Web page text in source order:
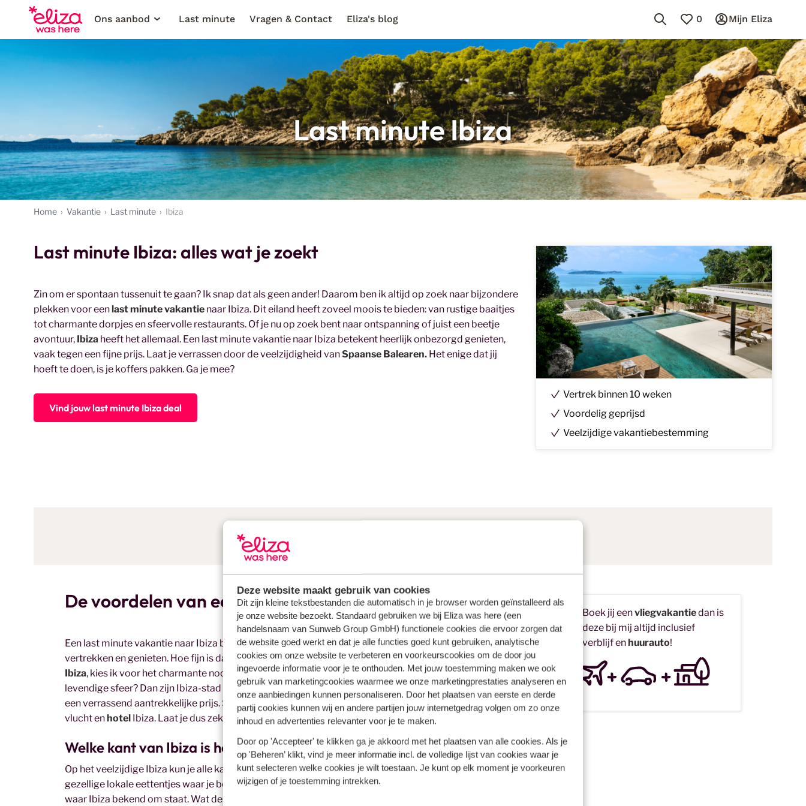
Deze website maakt gebruik van cookies
Dit zijn kleine tekstbestanden die automatisch in je browser worden geïnstalleerd als
je onze website bezoekt. Standaard gebruiken we bij Eliza was here (een
handelsnaam van Sunweb Group GmbH) functionele cookies die ervoor zorgen dat
de website goed werkt en dat je alle functies goed kunt gebruiken, analytische
cookies om onze website te verbeteren en voorkeurscookies om de door jou
ingevoerde informatie voor je te onthouden. Met jouw toestemming maken we ook
gebruik van marketingcookies waarmee we onze marketingprestaties analyseren en
onze aanbiedingen kunnen personaliseren. Door het plaatsen van eerste en derde
partij cookies kunnen wij en andere partijen jouw internetgedrag volgen om zo onze
inhoud en advertenties relevanter voor je te maken.
Door op 'Accepteer' te klikken ga je akkoord met het plaatsen van alle cookies. Als je
op 'Beheren’ klikt, vind je meer informatie incl. de volledige lijst van cookies waar je
kunt selecteren welke cookies je wilt toestaan. Je kunt op elk moment je voorkeuren
wijzigen of je toestemming intrekken.
Ons aanbod
Last minute Vragen & Contact Eliza's blog 0 Mijn Eliza
Last minute Ibiza
Home Vakantie Last minute Ibiza
Last minute Ibiza: alles wat je zoekt
Zin om er spontaan tussenuit te gaan? Ik snap dat als geen ander! Daarom ben ik altijd op zoek naar bijzondere
plekken voor eenlast minute vakantie naar Ibiza. Dit eiland heeft zoveel moois te bieden: van rustige baaitjes
tot charmante dorpjes en sfeervolle restaurants. Of je nu op zoek bent naar ontspanning of juist een beetje
avontuur, Ibiza heeft het allemaal. Een last minute vakantie naar Ibiza betekent heerlijk onbezorgd genieten,
vaak tegen een fijne prijs. Laat je verrassen door de veelzijdigheid vanSpaanse Balearen. Het enige dat jij
hoeft te doen, is je koffers pakken. Ga je mee?
Vind jouw last minute Ibiza deal
Vertrek binnen10 weken
Voordelig geprijsd
Veelzijdige vakantiebestemming
De voordelen van een last minute Ibiza vakantie
Een last minute vakantie naar Ibiza betekent vrijheid. Niet weken van tevoren plannen, maar gewoon nú
vertrekken en genieten. Hoe fijn is dat. Maar waar verblijf je? Als ik zin heb in eenontspannen vakantie naar
Ibiza, kies ik voor het charmante noorden, zoals Sant Miquel de Balansat of Sant Llorenç. Zoek je juist een
levendige sfeer? Dan zijn Ibiza-stad of San Antionio perfect. Een last minute vakantie Ibiza boek je vaak voor
een verrassend aantrekkelijke prijs. Soms ben ik minder kwijt dan ik dacht, zelfs voor een compleet pakket met
vlucht en hotel Ibiza. Laat je dus zeker niet tegenhouden door het luxe imago van het eiland.
Welke kant van Ibiza is het mooist?
Op het veelzijdige Ibiza kun je alle kanten op. Zelf geniet ik altijd vanverborgen strandenen baaitjes en
gezellige lokale eettentjes waar je betaalbaar kunt eten. En vergeet natuurlijk de typerende
waar Ibiza bekend om staat. Wat de mooiste kant van Ibiza is? De westkust blijft een favoriet dankzij de
Boek jij eenvliegvakantiedan is
deze bij mij altijd inclusief
verblijf en huurauto!